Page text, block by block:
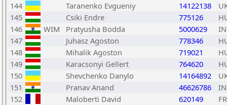
144
Taranenko Evgueniy 14122138
145
Csiki Endre 775126
146
WIM Pratyusha Bodda 5000629
147
Juhasz Agoston 778346
148
Mihalik Agoston 719021
149
Karacsonyi Gellert 764620
150
Shevchenko Danylo 14164892
151
Pranav Anand 46626786
152
Maloberti David 620149